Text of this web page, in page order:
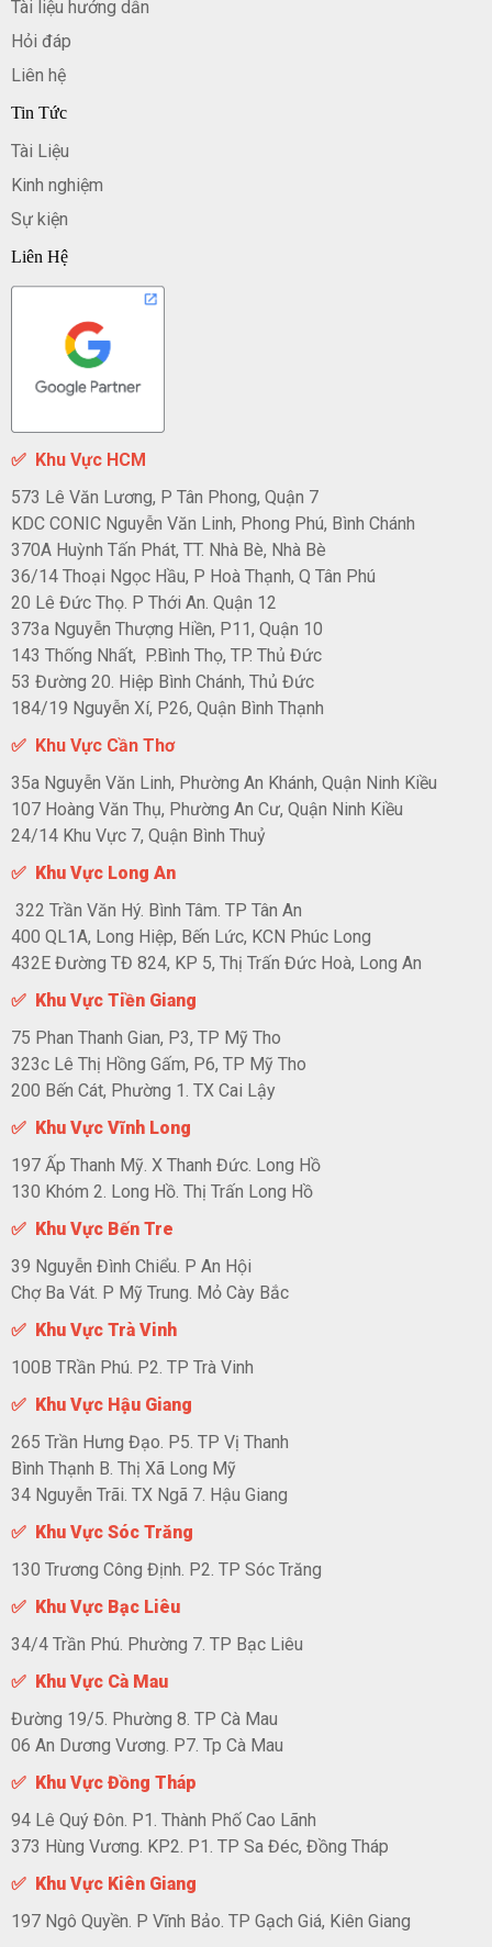
Tài liệu hướng dẫn
Hỏi đáp
Liên hệ
Tin Tức
Tài Liệu
Kinh nghiệm
Sự kiện
Liên Hệ
✅ Khu Vực HCM
573 Lê Văn Lương, P Tân Phong, Quận 7
KDC CONIC Nguyễn Văn Linh, Phong Phú, Bình Chánh
370A Huỳnh Tấn Phát, TT. Nhà Bè, Nhà Bè
36/14 Thoại Ngọc Hầu, P Hoà Thạnh, Q Tân Phú
20 Lê Đức Thọ. P Thới An. Quận 12
373a Nguyễn Thượng Hiền, P11, Quận 10
143 Thống Nhất, P.Bình Thọ, TP. Thủ Đức
53 Đường 20. Hiệp Bình Chánh, Thủ Đức
184/19 Nguyễn Xí, P26, Quận Bình Thạnh
✅ Khu Vực Cần Thơ
35a Nguyễn Văn Linh, Phường An Khánh, Quận Ninh Kiều
107 Hoàng Văn Thụ, Phường An Cư, Quận Ninh Kiều
24/14 Khu Vực 7, Quận Bình Thuỷ
✅ Khu Vực Long An
322 Trần Văn Hý. Bình Tâm. TP Tân An
400 QL1A, Long Hiệp, Bến Lức, KCN Phúc Long
432E Đường TĐ 824, KP 5, Thị Trấn Đức Hoà, Long An
✅ Khu Vực Tiền Giang
75 Phan Thanh Gian, P3, TP Mỹ Tho
323c Lê Thị Hồng Gấm, P6, TP Mỹ Tho
200 Bến Cát, Phường 1. TX Cai Lậy
✅ Khu Vực Vĩnh Long
197 Ấp Thanh Mỹ. X Thanh Đức. Long Hồ
130 Khóm 2. Long Hồ. Thị Trấn Long Hồ
✅ Khu Vực Bến Tre
39 Nguyễn Đình Chiểu. P An Hội
Chợ Ba Vát. P Mỹ Trung. Mỏ Cày Bắc
✅ Khu Vực Trà Vinh
100B TRần Phú. P2. TP Trà Vinh
✅ Khu Vực Hậu Giang
265 Trần Hưng Đạo. P5. TP Vị Thanh
Bình Thạnh B. Thị Xã Long Mỹ
34 Nguyễn Trãi. TX Ngã 7. Hậu Giang
✅ Khu Vực Sóc Trăng
130 Trương Công Định. P2. TP Sóc Trăng
✅ Khu Vực Bạc Liêu
34/4 Trần Phú. Phường 7. TP Bạc Liêu
✅ Khu Vực Cà Mau
Đường 19/5. Phường 8. TP Cà Mau
06 An Dương Vương. P7. Tp Cà Mau
✅ Khu Vực Đồng Tháp
94 Lê Quý Đôn. P1. Thành Phố Cao Lãnh
373 Hùng Vương. KP2. P1. TP Sa Đéc, Đồng Tháp
✅ Khu Vực Kiên Giang
197 Ngô Quyền. P Vĩnh Bảo. TP Gạch Giá, Kiên Giang